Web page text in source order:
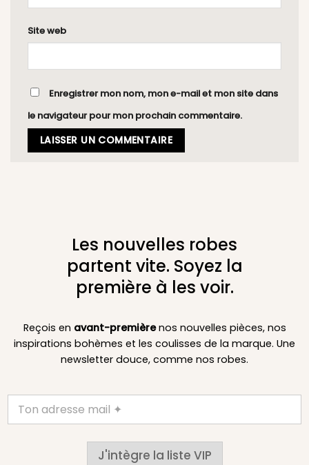
Site web
Enregistrer mon nom, mon e-mail et mon site dans
le navigateur pour mon prochain commentaire.
Les nouvelles robes
partent vite. Soyez la
première à les voir.
Reçois en avant-premièrenos nouvelles pièces, nos
inspirations bohèmes et les coulisses de la marque. Une
newsletter douce, comme nos robes.
J'intègre la liste VIP